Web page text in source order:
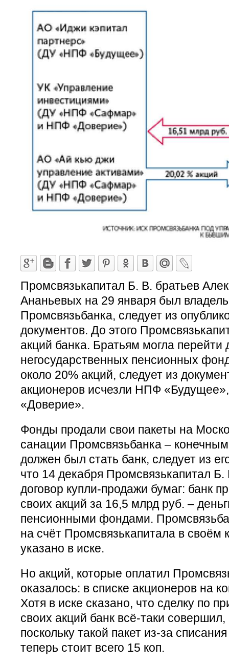
Промсвязькапитал Б. В. братьев
Ананьевых на 29 января был
Промсвязьбанка, следует из
документов. До этого
акций банка. Братьям могла перейти
негосударственных пенсионных
около 20% акций, следует из
акционеров исчезли НПФ
«Доверие».
Фонды продали свои пакеты на
санации Промсвязьбанка –
должен был стать банк, следует из
что 14 декабря Промсвязькапитал
договор купли-продажи бумаг: банк
своих акций за 16,5 млрд руб. –
пенсионными фондами.
на счёт Промсвязькапитала в своём
указано в иске.
Но акций, которые оплатил
оказалось: в списке акционеров на
Хотя в иске сказано, что сделку по
своих акций банк всё-таки совершил,
поскольку такой пакет из-за
теперь стоит всего 15 коп.